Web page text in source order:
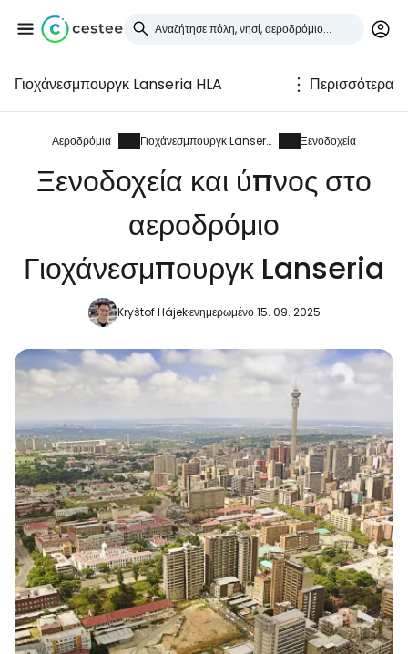
Γιοχάνεσμπουργκ Lanseria HLA Περισσότερα
Αεροδρόμια Γιοχάνεσμπουργκ Lanseria Ξενοδοχεία
Ξενοδοχεία και ύπνος στο
αεροδρόμιο
Γιοχάνεσμπουργκ Lanseria
Kryštof Hájekενημερωμένο 15. 09. 2025
Συνδεθείτε στο Cestee
... η παγκόσμια ταξιδιωτική κοινότητα
Συνεχίστε με την Google
Συνεχίστε με το Facebook
Συνεχίστε με email